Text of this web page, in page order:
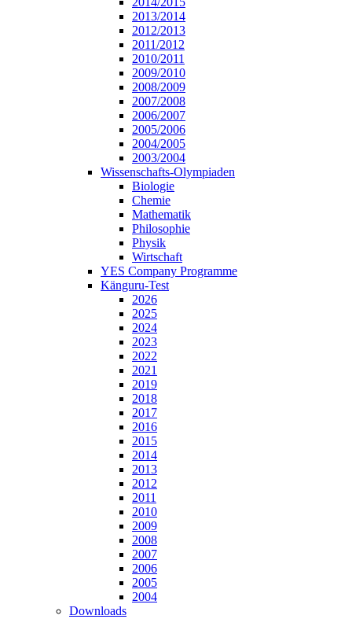
2013/2014
2012/2013
2011/2012
2010/2011
2009/2010
2008/2009
2007/2008
2006/2007
2005/2006
2004/2005
2003/2004
Wissenschafts-Olympiaden
Biologie
Chemie
Mathematik
Philosophie
Physik
Wirtschaft
YES Company Programme
Känguru-Test
2026
2025
2024
2023
2022
2021
2019
2018
2017
2016
2015
2014
2013
2012
2011
2010
2009
2008
2007
2006
2005
2004
Downloads